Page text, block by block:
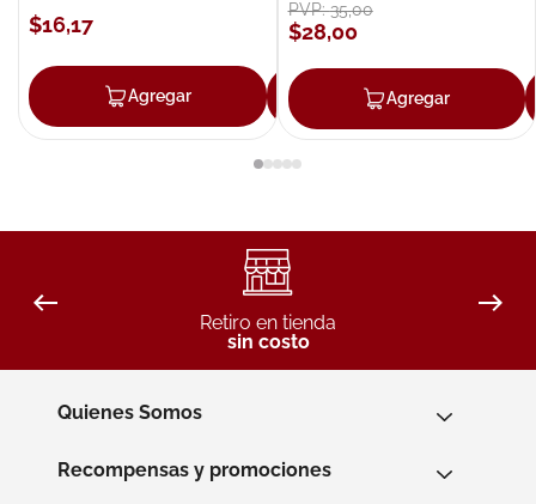
$16,17
Agregar Agregar
PVP:35,00
$28,00
Agregar
Retiro en tienda
sin costo
Quienes Somos
Recompensas y promociones